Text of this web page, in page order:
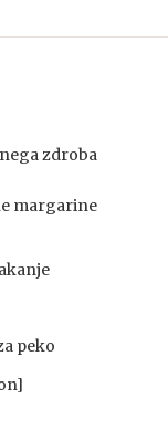
zdroba
margarine
peko